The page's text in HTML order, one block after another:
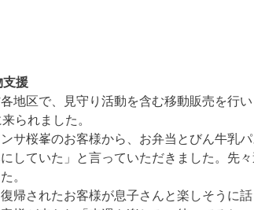
支援
地区で、見守り活動を含む移動販売を行い
られました。
サ桜峯のお客様から、お弁当とびん牛乳
していた」と言っていただきました。先
。
帰されたお客様が息子さんと楽しそうに